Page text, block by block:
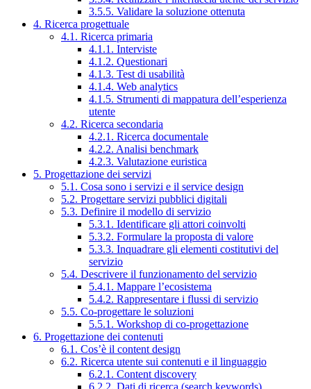
3.5.5. Validare la soluzione ottenuta
4. Ricerca progettuale
4.1. Ricerca primaria
4.1.1. Interviste
4.1.2. Questionari
4.1.3. Test di usabilità
4.1.4. Web analytics
4.1.5. Strumenti di mappatura dell’esperienza
utente
4.2. Ricerca secondaria
4.2.1. Ricerca documentale
4.2.2. Analisi benchmark
4.2.3. Valutazione euristica
5. Progettazione dei servizi
5.1. Cosa sono i servizi e il service design
5.2. Progettare servizi pubblici digitali
5.3. Definire il modello di servizio
5.3.1. Identificare gli attori coinvolti
5.3.2. Formulare la proposta di valore
5.3.3. Inquadrare gli elementi costitutivi del
servizio
5.4. Descrivere il funzionamento del servizio
5.4.1. Mappare l’ecosistema
5.4.2. Rappresentare i flussi di servizio
5.5. Co-progettare le soluzioni
5.5.1. Workshop di co-progettazione
6. Progettazione dei contenuti
6.1. Cos’è il content design
6.2. Ricerca utente sui contenuti e il linguaggio
6.2.1. Content discovery
6.2.2. Dati di ricerca (search keywords)